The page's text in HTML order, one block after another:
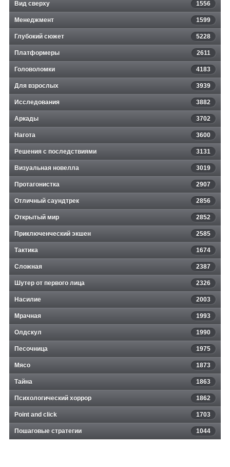
Вид сверху 1556
Менеджмент 1599
Глубокий сюжет 5228
Платформеры 2611
Головоломки 4183
Для взрослых 3939
Исследования 3882
Аркады 3702
Нагота 3600
Решения с последствиями 3131
Визуальная новелла 3019
Протагонистка 2907
Отличный саундтрек 2856
Открытый мир 2852
Приключенческий экшен 2585
Тактика 1674
Сложная 2387
Шутер от первого лица 2326
Насилие 2003
Мрачная 1993
Олдскул 1990
Песочница 1975
Мясо 1873
Тайна 1863
Психологический хоррор 1862
Point and click 1703
Пошаговые стратегии 1044